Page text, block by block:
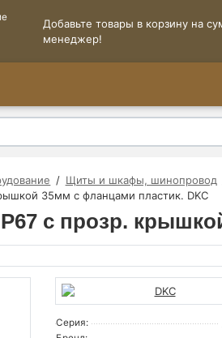
Добавьте товары в корзину на
менеджер!
Щиты и шкафы, шинопровод
35мм с фланцами пластик. DKC
с прозр.
Серия: